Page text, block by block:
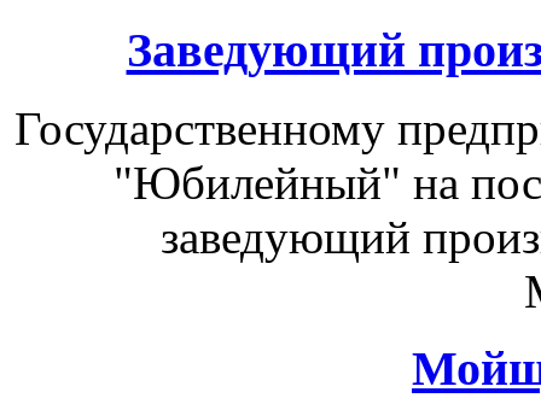
Заведующий
Государственному
"Юбилейный" на
заведующий